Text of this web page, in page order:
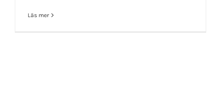
Läs mer